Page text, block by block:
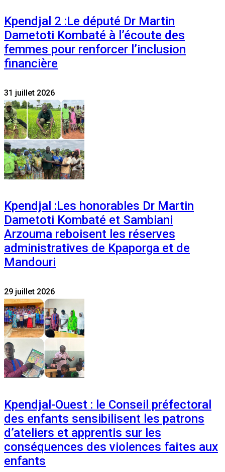
Kpendjal 2 :Le député Dr Martin
Dametoti Kombaté à l’écoute des
femmes pour renforcer l’inclusion
financière
31 juillet 2026
Kpendjal :Les honorables Dr Martin
Dametoti Kombaté et Sambiani
Arzouma reboisent les réserves
administratives de Kpaporga et de
Mandouri
29 juillet 2026
Kpendjal-Ouest : le Conseil préfectoral
des enfants sensibilisent les patrons
d’ateliers et apprentis sur les
conséquences des violences faites aux
enfants